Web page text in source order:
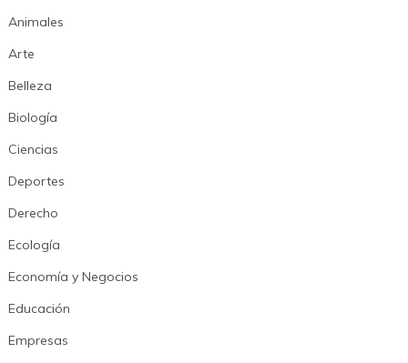
Animales
Arte
Belleza
Biología
Ciencias
Deportes
Derecho
Ecología
Economía y Negocios
Educación
Empresas